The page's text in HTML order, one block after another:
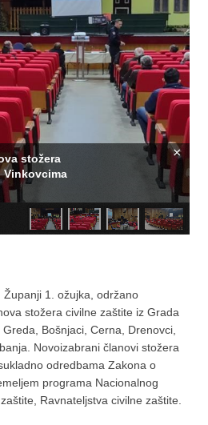
stožera
Vinkovcima
×
Županji 1. ožujka, održano
stožera civilne zaštite iz Grada
Bošnjaci, Cerna, Drenovci,
Novoizabrani članovi stožera
odredbama Zakona o
programa Nacionalnog
Ravnateljstva civilne zaštite.